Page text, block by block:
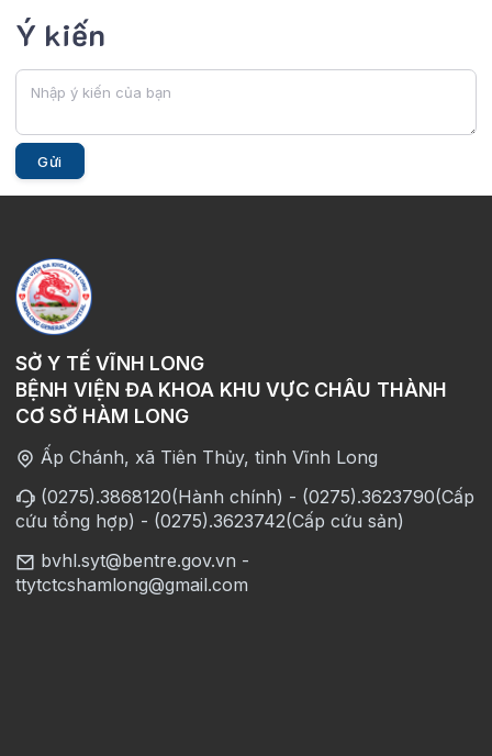
Ý kiến
Gửi
SỞ Y TẾ VĨNH LONG
BỆNH VIỆN ĐA KHOA KHU VỰC CHÂU THÀNH
CƠ SỞ HÀM LONG
Ấp Chánh, xã Tiên Thủy, tỉnh Vĩnh Long
(0275).3868120(Hành chính) - (0275).3623790(Cấp
cứu tổng hợp) - (0275).3623742(Cấp cứu sản)
bvhl.syt@bentre.gov.vn -
ttytctcshamlong@gmail.com